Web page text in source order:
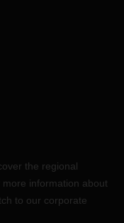
the regional
information about
to our corporate